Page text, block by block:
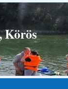
Körös